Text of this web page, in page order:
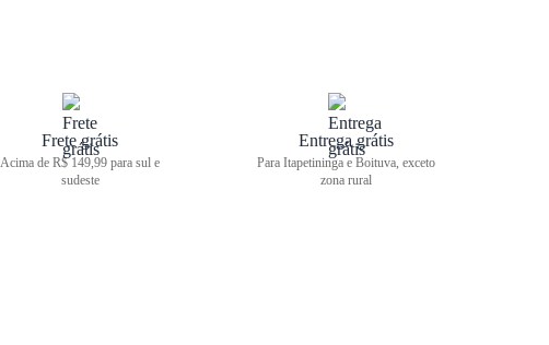
Frete grátis
Acima de R$ 149,99 para sul e
sudeste
Entrega grátis
Para Itapetininga e Boituva, exceto
zona rural